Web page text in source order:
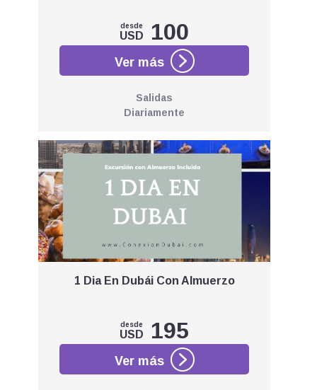
desde
USD 100
Salidas
Diariamente
1 Dia En Dubái Con Almuerzo
desde
USD 195